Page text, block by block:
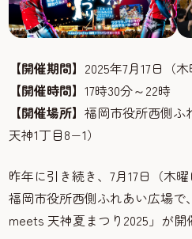
【開催期間】 2025年7月17日（
【開催時間】17時30分～22時
【開催場所】福岡市役所西側ふ
天神1丁目8−1）
昨年に引き続き、7月17日（木
福岡市役所西側ふれあい広場で
meets 天神夏まつり2025」が開